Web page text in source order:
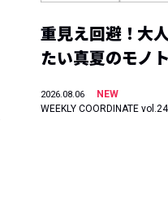
重見え回避！大
たい真夏のモノ
2026.08.06
NEW
WEEKLY COORDINATE